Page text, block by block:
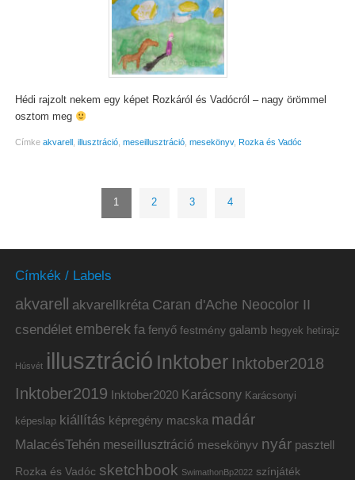
Hédi rajzolt nekem egy képet Rozkáról és Vadócról – nagy örömmel
osztom meg
Címke akvarell , illusztráció, meseillusztráció, mesekönyv, Rozka és Vadóc
1 2 3 4
Címkék / Labels
akvarell akvarellkréta Caran d'Ache Neocolor II
csendélet emberek fa fenyő festmény galamb hegyek hetirajz
Húsvét illusztráció Inktober Inktober2018
Inktober2019 Inktober2020 Karácsony Karácsonyi
képeslap kiállítás képregény macska madár
MalacésTehén meseillusztráció mesekönyv nyár pasztell
Rozka és Vadóc sketchbook SwimathonBp2022 színjáték